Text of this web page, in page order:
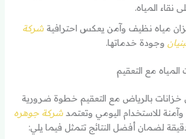
نقاء المياه.
مياه نظيف وآمن يعكس احترافيةشركة
وجودة خدماتها.
مع التعقيم
بالرياض مع التعقيم خطوة ضرورية
للاستخدام اليومي وتعتمدشركة جوهره
لضمان أفضل النتائج تتمثل فيما يلي: